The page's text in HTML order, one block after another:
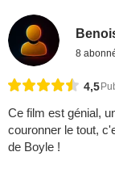
8
4,5
Ce film est génial,
couronner le tout,
de Boyle !